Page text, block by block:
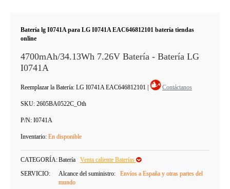
Batería lg I0741A para LG I0741A EAC646812101 batería tiendas
online
4700mAh/34.13Wh 7.26V Batería - Batería LG
I0741A
Reemplazar la Batería: LG I0741A EAC646812101 Contáctanos
SKU: 2605BA0522C_Oth
P/N: I0741A
Inventario: En disponible
CATEGORÍA:Batería
Venta caliente Baterías
SERVICIO:
Alcance del suministro:
Envíos a España y otras partes del
mundo